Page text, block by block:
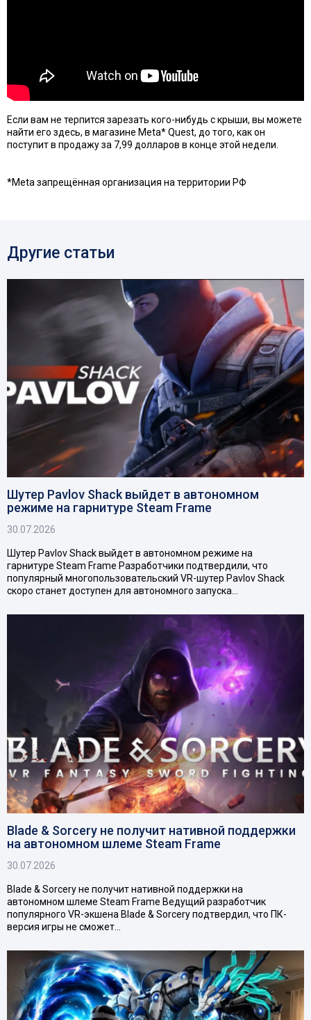
Если вам не терпится зарезать кого-нибудь с крыши, вы можете
найти его здесь, в магазине Meta* Quest, до того, как он
поступит в продажу за 7,99 долларов в конце этой недели.
*Meta запрещённая организация на территории РФ
Другие статьи
Шутер Pavlov Shack выйдет в автономном
режиме на гарнитуре Steam Frame
30.07.2026
Шутер Pavlov Shack выйдет в автономном режиме на
гарнитуре Steam Frame Разработчики подтвердили, что
популярный многопользовательский VR-шутер Pavlov Shack
скоро станет доступен для автономного запуска…
Blade & Sorcery не получит нативной поддержки
на автономном шлеме Steam Frame
30.07.2026
Blade & Sorcery не получит нативной поддержки на
автономном шлеме Steam Frame Ведущий разработчик
популярного VR-экшена Blade & Sorcery подтвердил, что ПК-
версия игры не сможет…